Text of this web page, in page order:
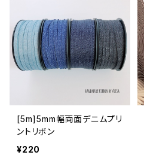
[5m]5mm幅両面デニムプリ
ントリボン
¥220